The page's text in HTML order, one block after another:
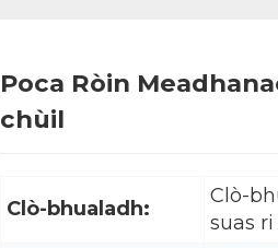
Poca Ròin
chùil
Clò-bhualadh:
Clò-
suas